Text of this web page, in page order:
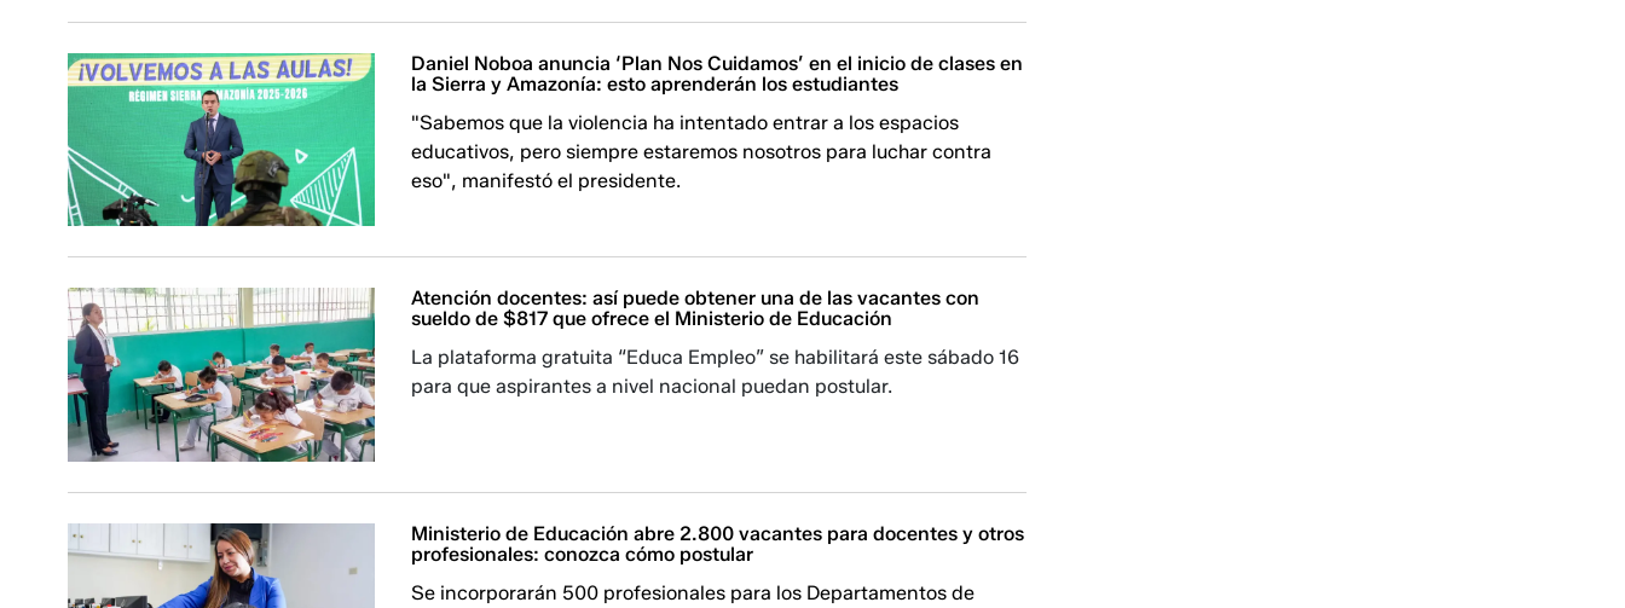
Daniel Noboa anuncia ‘Plan Nos Cuidamos’ en el inicio de clases en
la Sierra y Amazonía: esto aprenderán los estudiantes
"Sabemos que la violencia ha intentado entrar a los espacios
educativos, pero siempre estaremos nosotros para luchar contra
eso", manifestó el presidente.
Atención docentes: así puede obtener una de las vacantes con
sueldo de $817 que ofrece el Ministerio de Educación
La plataforma gratuita “Educa Empleo” se habilitará este sábado 16
para que aspirantes a nivel nacional puedan postular.
Ministerio de Educación abre 2.800 vacantes para docentes y otros
profesionales: conozca cómo postular
Se incorporarán 500 profesionales para los Departamentos de